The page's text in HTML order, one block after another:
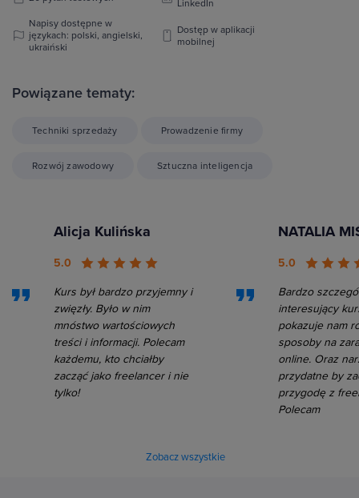
LinkedIn
Napisy dostępne w
językach: polski, angielski,
ukraiński
Dostęp w aplikacji
mobilnej
Powiązane tematy:
Techniki sprzedaży Prowadzenie firmy
Rozwój zawodowy Sztuczna inteligencja
Alicja Kulińska
5.0
Kurs był bardzo przyjemny i
zwięzły. Było w nim
mnóstwo wartościowych
treści i informacji. Polecam
każdemu, kto chciałby
zacząć jako freelancer i nie
tylko!
NATALIA
5.0
Bardzo
interesujący
pokazuje nam
sposoby na
online. Oraz
przydatne by
przygodę z
Polecam
Zobacz wszystkie